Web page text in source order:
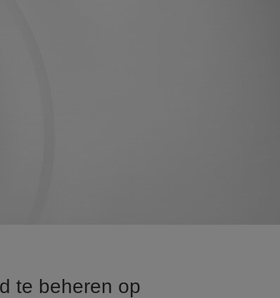
te beheren op